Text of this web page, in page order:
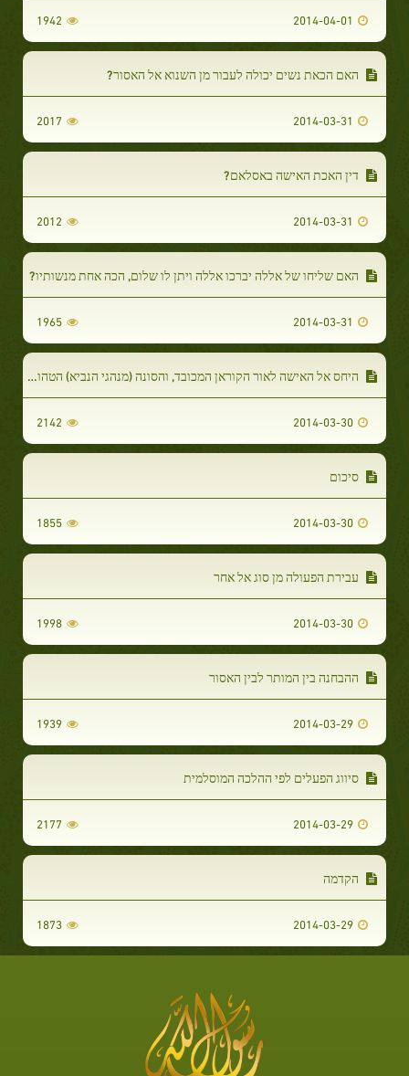
2014-04-01
1942
האם הכאת נשים יכולה לעבור מן השנוא אל האסור?
2014-03-31
2017
דין האכת האישה באסלאם?
2014-03-31
2012
האם שליחו של אללה יברכו אללה ויתן לו שלום, הכה אחת מנשותיו?
2014-03-31
1965
היחס אל האישה לאור הקוראן המכובד, והסונה (מנהגי הנביא) הטהורה
2014-03-30
2142
סיכום
2014-03-30
1855
עבירת הפעולה מן סוג אל אחר
2014-03-30
1998
ההבחנה בין המותר לבין האסור
2014-03-29
1939
סיווג הפעלים לפי ההלכה המוסלמית
2014-03-29
2177
הקדמה
2014-03-29
1873